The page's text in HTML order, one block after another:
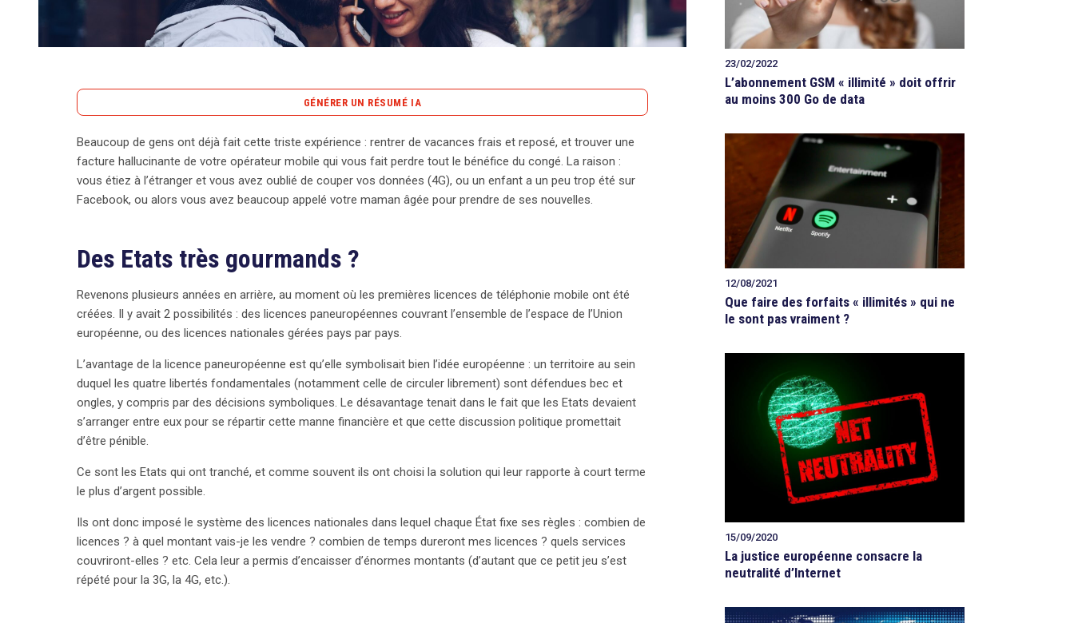
GÉNÉRER UN RÉSUMÉ IA
Le retour de vacances peut rapidement se transformer en cauchemar financier à cause des frais de
roaming, souvent causés par une utilisation imprudente des données mobiles. Avant 2017, les
voyageurs à travers l’Union européenne étaient confrontés à des factures exorbitantes en raison des
chaque appel ou connexion à internet à l’étranger pouvant engendrer des coûts faramineux. Face à
cette situation, la Commission européenne a pris les choses en main, insistant sur la nécessité de
réduire ces frais pour favoriser un véritable espace commun européen. Le 15 juin 2017, un tournant
majeur a été opéré avec l’entrée en vigueur d’un nouveau règlement. Désormais, les utilisateurs
peuvent profiter de leurs données mobiles dans n’importe quel pays de l’UE sans frais
est aussi au rendez-vous : recevoir ou émettre des appels à l’intérieur de l’UE ne génère plus de coûts
additionnels. Il suffit de rester informé de son forfait et de tirer parti des révisions tarifaires de son
opérateur pour maximiser ses économies. Fini les surprises désagréables à votre retour !
Beaucoup de gens ont déjà fait cette triste expérience : rentrer de vacances frais et reposé, et trouver une
facture hallucinante de votre opérateur mobile qui vous fait perdre tout le bénéfice du congé. La raison :
vous étiez à l’étranger et vous avez oublié de couper vos données (4G), ou un enfant a un peu trop été sur
Facebook, ou alors vous avez beaucoup appelé votre maman âgée pour prendre de ses nouvelles.
Des Etats très gourmands ?
Revenons plusieurs années en arrière, au moment où les premières licences de téléphonie mobile ont été
créées. Il y avait 2 possibilités : des licences paneuropéennes couvrant l’ensemble de l’espace de l’Union
européenne, ou des licences nationales gérées pays par pays.
L’avantage de la licence paneuropéenne est qu’elle symbolisait bien l’idée européenne : un territoire au sein
duquel les quatre libertés fondamentales (notamment celle de circuler librement) sont défendues bec et
ongles, y compris par des décisions symboliques. Le désavantage tenait dans le fait que les Etats devaient
s’arranger entre eux pour se répartir cette manne financière et que cette discussion politique promettait
d’être pénible.
Ce sont les Etats qui ont tranché, et comme souvent ils ont choisi la solution qui leur rapporte à court terme
le plus d’argent possible.
Ils ont donc imposé le système des licences nationales dans lequel chaque État fixe ses règles : combien de
licences ? à quel montant vais-je les vendre ? combien de temps dureront mes licences ? quels services
couvriront-elles ? etc. Cela leur a permis d’encaisser d’énormes montants (d’autant que ce petit jeu s’est
répété pour la 3G, la 4G, etc.).
23/02/2022
L’abonnement GSM « illimité » doit offrir
au moins 300 Go de data
12/08/2021
Que faire des forfaits « illimités » qui ne
le sont pas vraiment ?
15/09/2020
La justice européenne consacre la
neutralité d’Internet